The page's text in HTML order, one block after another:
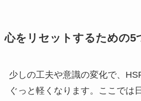
心をリセットするための5
少しの工夫や意識の変化で、
ぐっと軽くなります。ここでは